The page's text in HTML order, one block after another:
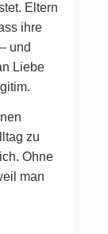
Eltern
ihre
und
Liebe
zu
Ohne
man